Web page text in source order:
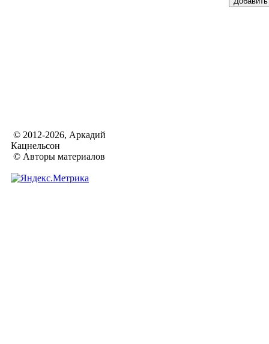
© 2012-2026, Аркадий
Кацнельсон
© Авторы материалов